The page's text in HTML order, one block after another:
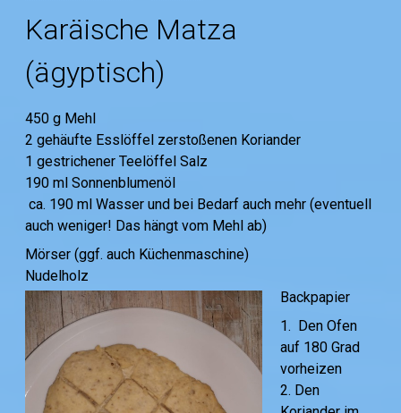
Karäische Matza
(ägyptisch)
450 g Mehl
2 gehäufte Esslöffel zerstoßenen Koriander
1 gestrichener Teelöffel Salz
190 ml Sonnenblumenöl
ca. 190 ml Wasser und bei Bedarf auch mehr (eventuell
auch weniger! Das hängt vom Mehl ab)
Mörser (ggf. auch Küchenmaschine)
Nudelholz
Backpapier
1. Den Ofen
auf 180 Grad
vorheizen
2. Den